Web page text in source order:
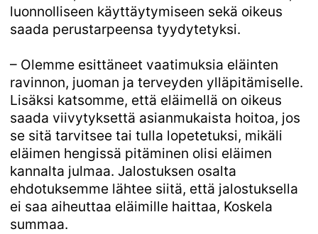
luonnolliseen käyttäytymiseen sekä oikeus
saada perustarpeensa tyydytetyksi.
– Olemme esittäneet vaatimuksia eläinten
ravinnon, juoman ja terveyden ylläpitämiselle.
Lisäksi katsomme, että eläimellä on oikeus
saada viivytyksettä asianmukaista hoitoa, jos
se sitä tarvitsee tai tulla lopetetuksi, mikäli
eläimen hengissä pitäminen olisi eläimen
kannalta julmaa. Jalostuksen osalta
ehdotuksemme lähtee siitä, että jalostuksella
ei saa aiheuttaa eläimille haittaa, Koskela
summaa.